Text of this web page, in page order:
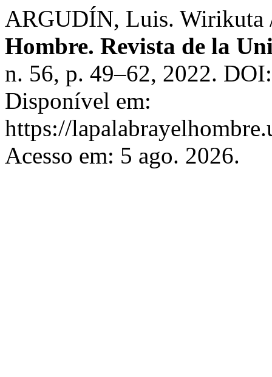
ARGUDÍN, Luis. Wirikuta
Hombre. Revista de la
n. 56, p. 49–62, 2022.
Disponível em:
https://
Acesso em: 5 ago. 2026.